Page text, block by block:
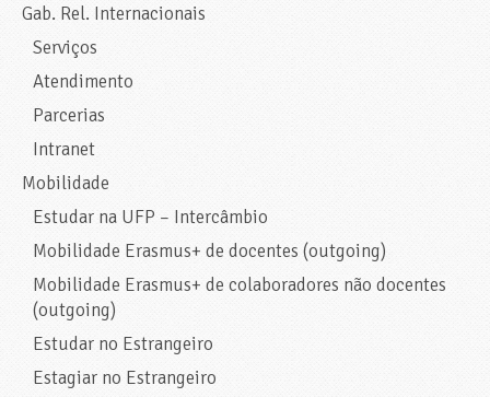
Gab. Rel. Internacionais
Serviços
Atendimento
Parcerias
Intranet
Mobilidade
Estudar na UFP – Intercâmbio
Mobilidade Erasmus+ de docentes (outgoing)
Mobilidade Erasmus+ de colaboradores não docentes
(outgoing)
Estudar no Estrangeiro
Estagiar no Estrangeiro